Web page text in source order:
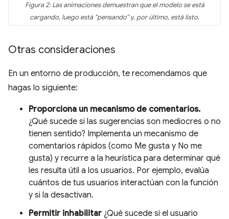
Figura 2: Las animaciones demuestran que el modelo se está
cargando, luego está “pensando” y, por último, está listo.
Otras consideraciones
En un entorno de producción, te recomendamos que
hagas lo siguiente:
Proporciona un mecanismo de comentarios.
¿Qué sucede si las sugerencias son mediocres o no
tienen sentido? Implementa un mecanismo de
comentarios rápidos (como Me gusta y No me
gusta) y recurre a la heurística para determinar qué
les resulta útil a los usuarios. Por ejemplo, evalúa
cuántos de tus usuarios interactúan con la función
y si la desactivan.
Permitir inhabilitar ¿Qué sucede si el usuario